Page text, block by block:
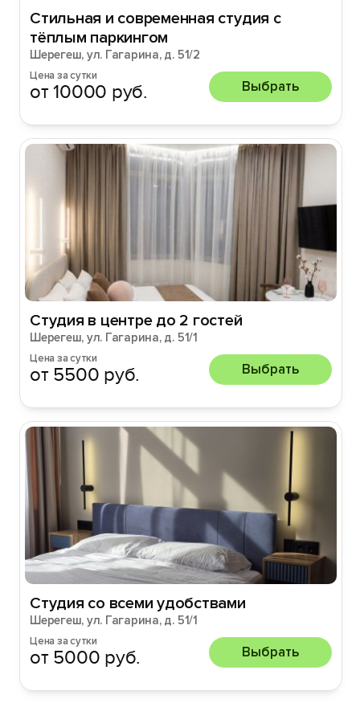
Стильная и современная студия с
тёплым паркингом
Шерегеш, ул. Гагарина, д. 51/2
Цена за сутки
от 10000 руб. Выбрать
Студия в центре до 2 гостей
Шерегеш, ул. Гагарина, д. 51/1
Цена за сутки
от 5500 руб. Выбрать
Студия со всеми удобствами
Шерегеш, ул. Гагарина, д. 51/1
Цена за сутки
от 5000 руб. Выбрать